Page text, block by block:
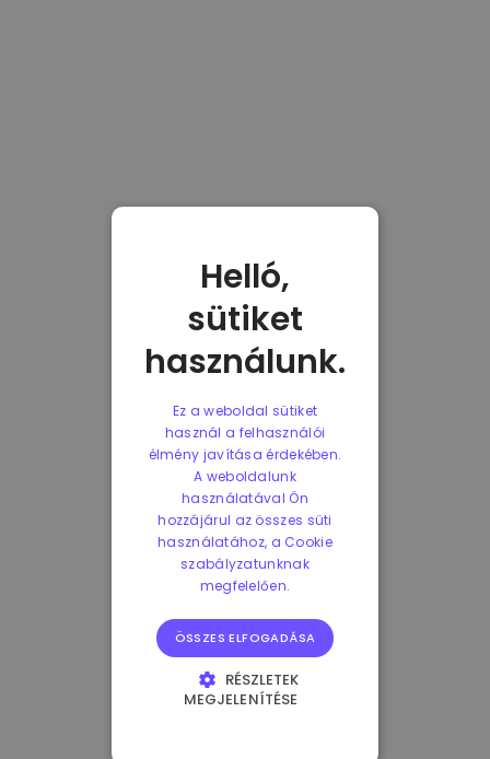
Helló,
sütiket
használunk.
Ez a weboldal sütiket
használ a felhasználói
élmény javítása érdekében.
A weboldalunk
használatával Ön
hozzájárul az összes süti
használatához, a Cookie
szabályzatunknak
megfelelően.
ÖSSZES ELFOGADÁSA
RÉSZLETEK
MEGJELENÍTÉSE